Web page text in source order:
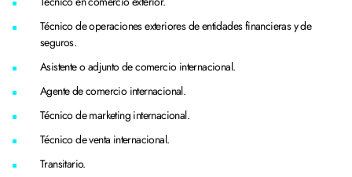
Técnico de operaciones exteriores de entidades financieras y de
seguros.
Asistente o adjunto de comercio internacional.
Agente de comercio internacional.
Técnico de marketing internacional.
Técnico de venta internacional.
Transitario.